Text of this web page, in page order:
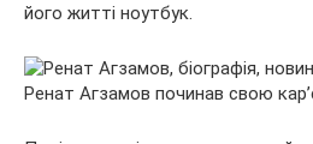
його житті ноутбук.
Ренат Агзамов починав свою